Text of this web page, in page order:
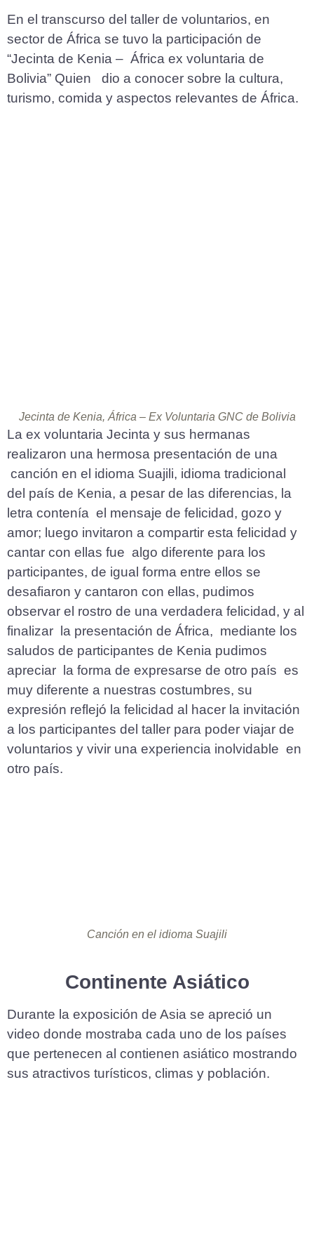
En el transcurso del taller de voluntarios, en
sector de África se tuvo la participación de
“Jecinta de Kenia – África ex voluntaria de
Bolivia” Quien dio a conocer sobre la cultura,
turismo, comida y aspectos relevantes de África.
Jecinta de Kenia, África – Ex Voluntaria GNC de Bolivia
La ex voluntaria Jecinta y sus hermanas
realizaron una hermosa presentación de una
canción en el idioma Suajili, idioma tradicional
del país de Kenia, a pesar de las diferencias, la
letra contenía el mensaje de felicidad, gozo y
amor; luego invitaron a compartir esta felicidad y
cantar con ellas fue algo diferente para los
participantes, de igual forma entre ellos se
desafiaron y cantaron con ellas, pudimos
observar el rostro de una verdadera felicidad, y al
finalizar la presentación de África, mediante los
saludos de participantes de Kenia pudimos
apreciar la forma de expresarse de otro país es
muy diferente a nuestras costumbres, su
expresión reflejó la felicidad al hacer la invitación
a los participantes del taller para poder viajar de
voluntarios y vivir una experiencia inolvidable en
otro país.
Canción en el idioma Suajili
Continente Asiático
Durante la exposición de Asia se apreció un
video donde mostraba cada uno de los países
que pertenecen al contienen asiático mostrando
sus atractivos turísticos, climas y población.